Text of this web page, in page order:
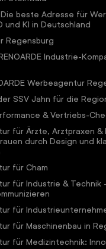
Die beste Adresse für
und KI in Deutschland
Regensburg
Industrie-
Werbeagentur
SSV Jahn für die
& Vertriebs-
für Ärzte, Arztpraxen &
durch Design und
für Cham
für Industrie & Technik
für
für Maschinenbau in
für Medizintechnik: